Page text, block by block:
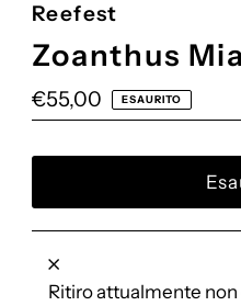
Reefest
Zoanthus
Prezzo
di
listino
€55,00 ESAURITO
Ritiro attualmente